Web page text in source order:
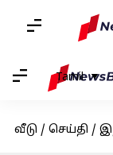
Tamil
வீடு / செய்தி /